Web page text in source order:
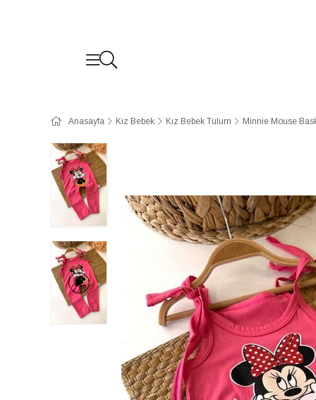
Anasayfa Kız Bebek Kız Bebek Tulum Minnie Mouse